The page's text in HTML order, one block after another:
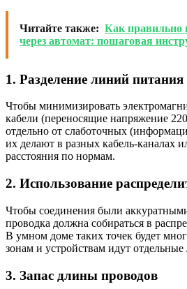
Читайте также: Как правильно
через автомат: пошаговая
1. Разделение линий
Чтобы минимизировать
кабели (переносящие напряжение
отдельно от слаботочных
их делают в разных кабель-каналах
расстояния по нормам.
2. Использование
Чтобы соединения были
проводка должна собираться в
В умном доме таких точек будет
зонам и устройствам идут
3. Запас длины проводов